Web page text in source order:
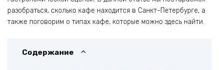
разобраться, сколько кафе находится в Санкт-Петербурге, а
также поговорим о типах кафе, которые можно здесь найти.
Содержание